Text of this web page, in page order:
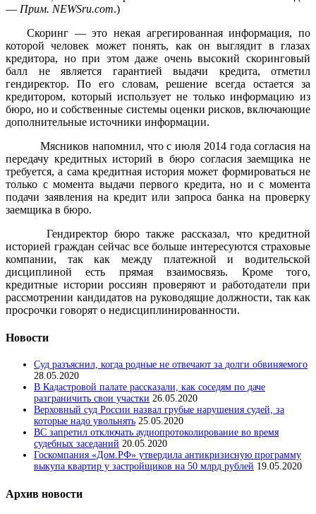
— Прим. NEWSru.com.)
Скоринг — это некая агрегированная информация, по
которой человек может понять, как он выглядит в глазах
кредитора, но при этом даже очень высокий скоринговый
балл не является гарантией выдачи кредита, отметил
гендиректор. По его словам, решение всегда остается за
кредитором, который использует не только информацию из
бюро, но и собственные системы оценки рисков, включающие
дополнительные источники информации.
Мясников напомнил, что с июля 2014 года согласия на
передачу кредитных историй в бюро согласия заемщика не
требуется, а сама кредитная история может формироваться не
только с момента выдачи первого кредита, но и с момента
подачи заявления на кредит или запроса банка на проверку
заемщика в бюро.
Гендиректор бюро также рассказал, что кредитной
историей граждан сейчас все больше интересуются страховые
компании, так как между платежной и водительской
дисциплиной есть прямая взаимосвязь. Кроме того,
кредитные истории россиян проверяют и работодатели при
рассмотрении кандидатов на руководящие должности, так как
просрочки говорят о недисциплинированности.
Новости
Суд разъяснил, когда родные не отвечают за долги обвиняемого
28.05.2020
В Кадастровой палате рассказали, как соседям по даче
разграничить свои участки 26.05.2020
Верховный суд России назвал грубые нарушения судей, за
которые надо увольнять 25.05.2020
ВС запретил отключать аудиопротоколирование во время
судебных заседаний 20.05.2020
Госкомпания «Дом.РФ» утвердила антикризисную программу
выкупа квартир у застройщиков на 50 млрд рублей 19.05.2020
Архив новости